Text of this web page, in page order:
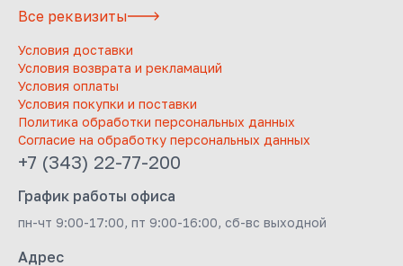
Все реквизиты
Условия доставки
Условия возврата и рекламаций
Условия оплаты
Условия покупки и поставки
Политика обработки персональных данных
Согласие на обработку персональных данных
+7 (343) 22-77-200
График работы офиса
пн-чт 9:00-17:00, пт 9:00-16:00, сб-вс выходной
Адрес